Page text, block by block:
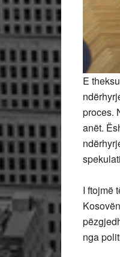
E
proces.
anët.
I ftojmë
nga